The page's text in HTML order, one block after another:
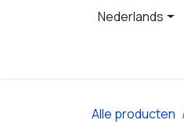
Overslaan naar inhoudNederlands
Alle producten